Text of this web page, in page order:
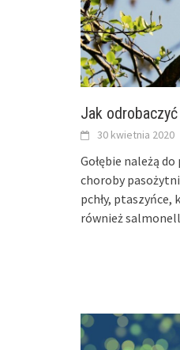
Jak odrobaczyć
30 kwietnia 2020
Gołębie należą
choroby
pchły, ptaszyńce,
również